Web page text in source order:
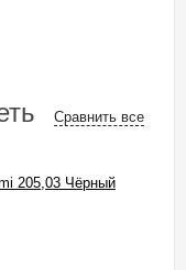
Сравнить все
205,03 Чёрный